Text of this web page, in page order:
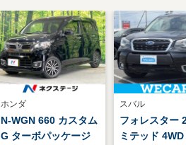
ホンダ
N-WGN 660 カスタム
G ターボパッケージ
スバル
フォレスター
ミテッド